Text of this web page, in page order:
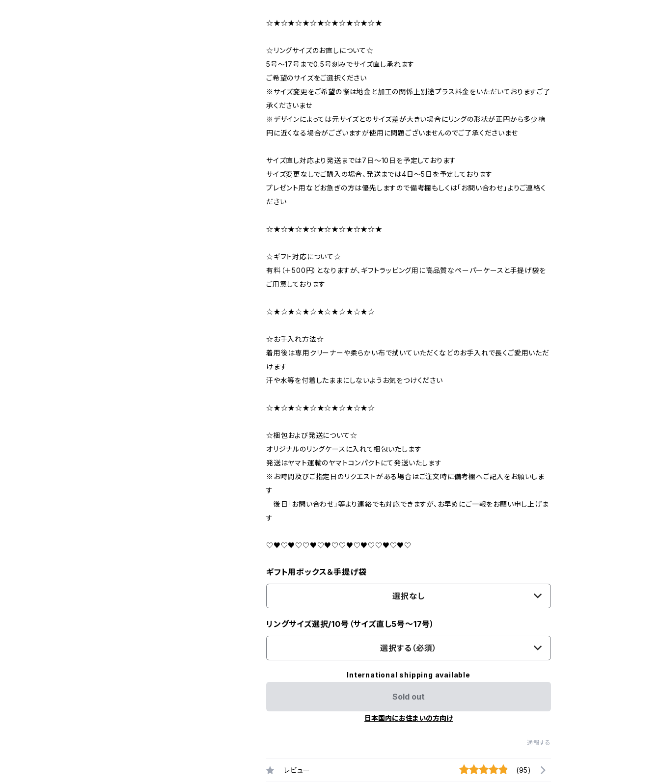
☆★☆★☆★☆★☆★☆★☆★☆★
☆リングサイズのお直しについて☆
5号～17号まで0.5号刻みでサイズ直し承れます
ご希望のサイズをご選択ください
※サイズ変更をご希望の際は地金と加工の関係上別途プラス料金をいただいておりますご了
承くださいませ
※デザインによっては元サイズとのサイズ差が大きい場合にリングの形状が正円から多少楕
円に近くなる場合がございますが使用に問題ございませんのでご了承くださいませ
サイズ直し対応より発送までは7日～10日を予定しております
サイズ変更なしでご購入の場合、発送までは4日～5日を予定しております
プレゼント用などお急ぎの方は優先しますので備考欄もしくは「お問い合わせ」よりご連絡く
ださい
☆★☆★☆★☆★☆★☆★☆★☆★
☆ギフト対応について☆
有料（＋500円）となりますが、ギフトラッピング用に高品質なペーパーケースと手提げ袋を
ご用意しております
☆★☆★☆★☆★☆★☆★☆★☆
☆お手入れ方法☆
着用後は専用クリーナーや柔らかい布で拭いていただくなどのお手入れで長くご愛用いただ
けます
汗や水等を付着したままにしないようお気をつけください
☆★☆★☆★☆★☆★☆★☆★☆
☆梱包および発送について☆
オリジナルのリングケースに入れて梱包いたします
発送はヤマト運輸のヤマトコンパクトにて発送いたします
※お時間及びご指定日のリクエストがある場合はご注文時に備考欄へご記入をお願いしま
す
後日「お問い合わせ」等より連絡でも対応できますが、お早めにご一報をお願い申し上げま
す
♡♥♡♥♡♡♥♡♥♡♡♥♡♥♡♡♥♡♥♡
ギフト用ボックス＆手提げ袋
選択なし
リングサイズ選択/10号（サイズ直し5号～17号）
選択する（必須）
International shipping available
Sold out
日本国内にお住まいの方向け
通報する
レビュー (95)